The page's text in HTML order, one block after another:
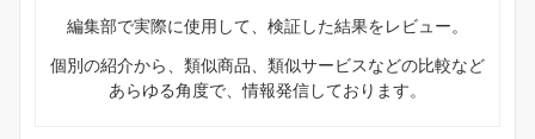
編集部で実際に使用して、検証した結果をレビュー。
個別の紹介から、類似商品、類似サービスなどの比較など
あらゆる角度で、情報発信しております。